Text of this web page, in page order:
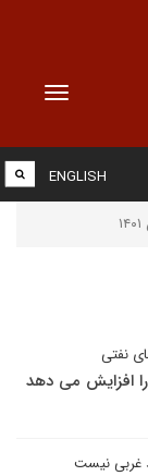
Toggle
ENGLISH
نفتی
افزایش می دهد
غربی نیست